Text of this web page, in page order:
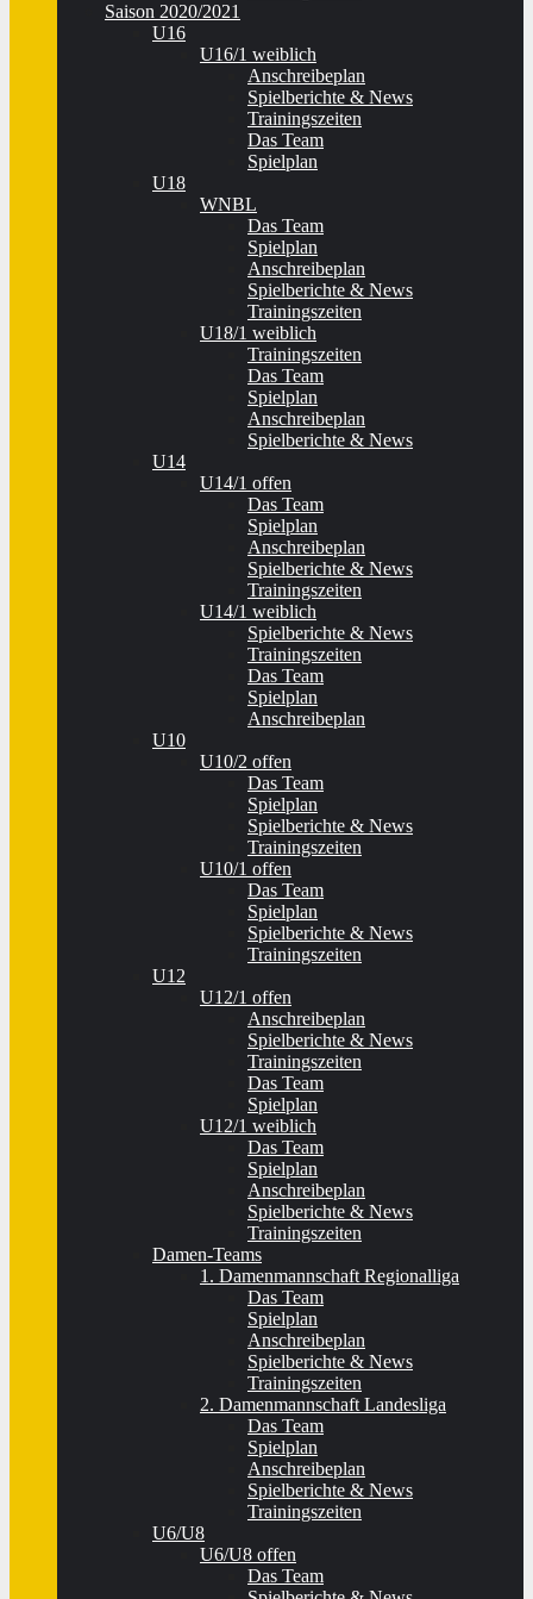
Saison 2020/2021
U16
U16/1 weiblich
Anschreibeplan
Spielberichte & News
Trainingszeiten
Das Team
Spielplan
U18
WNBL
Das Team
Spielplan
Anschreibeplan
Spielberichte & News
Trainingszeiten
U18/1 weiblich
Trainingszeiten
Das Team
Spielplan
Anschreibeplan
Spielberichte & News
U14
U14/1 offen
Das Team
Spielplan
Anschreibeplan
Spielberichte & News
Trainingszeiten
U14/1 weiblich
Spielberichte & News
Trainingszeiten
Das Team
Spielplan
Anschreibeplan
U10
U10/2 offen
Das Team
Spielplan
Spielberichte & News
Trainingszeiten
U10/1 offen
Das Team
Spielplan
Spielberichte & News
Trainingszeiten
U12
U12/1 offen
Anschreibeplan
Spielberichte & News
Trainingszeiten
Das Team
Spielplan
U12/1 weiblich
Das Team
Spielplan
Anschreibeplan
Spielberichte & News
Trainingszeiten
Damen-Teams
1. Damenmannschaft Regionalliga
Das Team
Spielplan
Anschreibeplan
Spielberichte & News
Trainingszeiten
2. Damenmannschaft Landesliga
Das Team
Spielplan
Anschreibeplan
Spielberichte & News
Trainingszeiten
U6/U8
U6/U8 offen
Das Team